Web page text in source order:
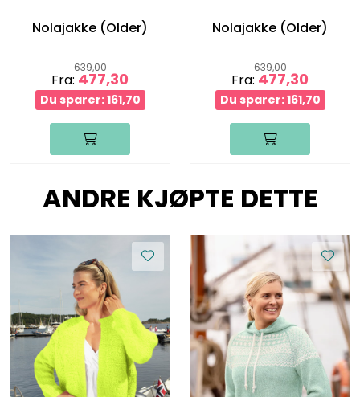
Nolajakke (Older)
639,00
Fra: 477,30
Du sparer: 161,70
Nolajakke (Older)
639,00
Fra: 477,30
Du sparer: 161,70
ANDRE KJØPTE DETTE